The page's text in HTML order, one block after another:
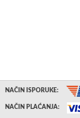
NAČIN ISPORUKE:
NAČIN PLAĆANJA: